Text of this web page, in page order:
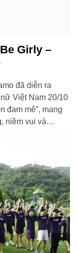
Girly –
đã diễn ra
Việt Nam 20/10
đam mê”, mang
niềm vui và
cho các […]